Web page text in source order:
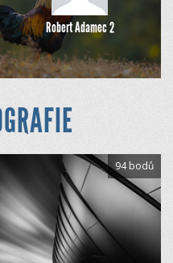
Robert Adamec 2
94 bodů